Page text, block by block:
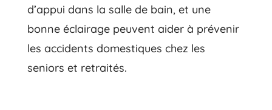
d’appui dans la salle de bain, et une
bonne éclairage peuvent aider à prévenir
les accidents domestiques chez les
seniors et retraités.